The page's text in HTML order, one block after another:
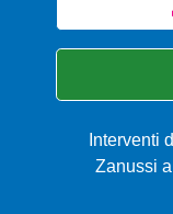
Interventi
Zanussi